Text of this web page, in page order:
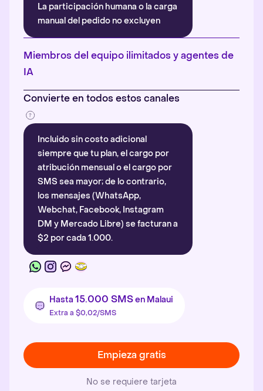
La participación humana o la carga
manual del pedido no excluyen
automáticamente la atribución.
Más información
Miembros del equipo ilimitados y agentes de
IA
Convierte en todos estos canales
Incluido sin costo adicional
siempre que tu plan, el cargo por
atribución mensual o el cargo por
SMS sea mayor; de lo contrario,
los mensajes (WhatsApp,
Webchat, Facebook, Instagram
DM y Mercado Libre) se facturan a
$2 por cada 1.000.
Hasta 15.000 SMSen Malaui
Extra a $0,02/SMS
Empieza gratis
No se requiere tarjeta